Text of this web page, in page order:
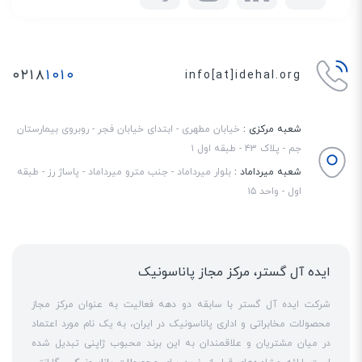
مدل بیشتر مناسب سناریوهای حرفه‌ای است تا شبکه‌های کوچک یا اداری ساده.
info[at]idehal.org ۰۲۱۸۱۰۱۰
شعبه مرکزی : خیابان مطهری - ابتدای خیابان فجر - روبروی بیمارستان
جم - پلاک ۴۳ - طبقه اول ۱
شعبه میرداماد : بلوار میرداماد - جنب مترو میرداماد - پاساژ رز - طبقه
اول - واحد ۱۵
ایده آل گستر، مرکز مجاز پاناسونیک
شرکت ایده آل گستر با سابقه دو دهه فعالیت به عنوان مرکز مجاز
محصولات مخابراتی و اداری پاناسونیک در ایران، به یک نام مورد اعتماد
در میان مشتریان و علاقمندان به این برند محبوب ژاپنی تبدیل شده